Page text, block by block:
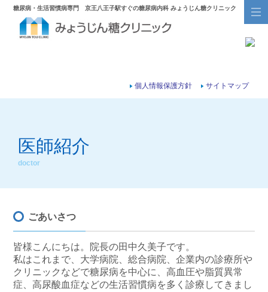
個人情報保護方針 サイトマップ
糖尿病・生活習慣病専門 京王八王子駅すぐの糖尿病内科 みょうじん糖クリニック
医師紹介
doctor
ごあいさつ
皆様こんにちは。院長の田中久美子です。
私はこれまで、大学病院、総合病院、企業内の診療所や
クリニックなどで糖尿病を中心に、高血圧や脂質異常
症、高尿酸血症などの生活習慣病を多く診療してきまし